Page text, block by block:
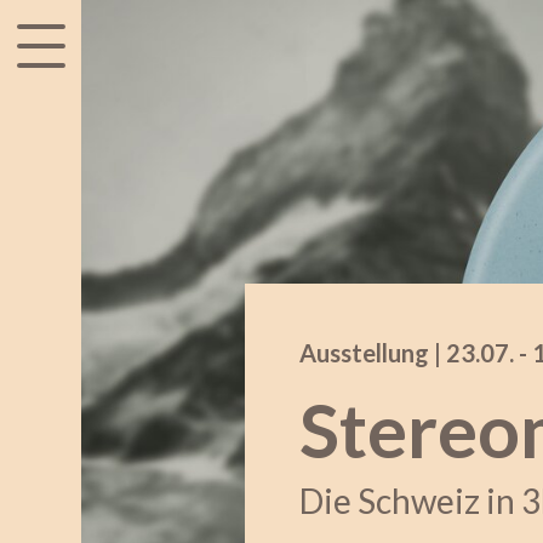
accessibility.menu
Die Schweiz in
Ausstellung | 23.07. -